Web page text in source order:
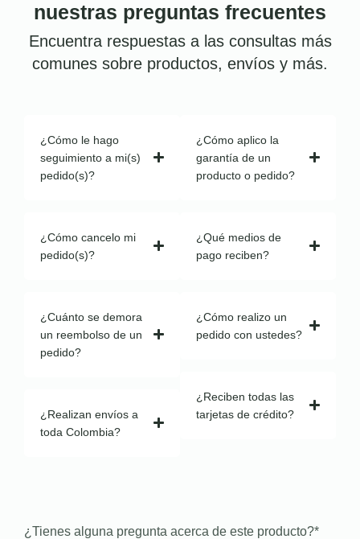
nuestras preguntas frecuentes
Encuentra respuestas a las consultas más
comunes sobre productos, envíos y más.
¿Cómo le hago
seguimiento a mi(s)
pedido(s)?
¿Cómo cancelo mi
pedido(s)?
¿Cuánto se demora
un reembolso de un
pedido?
¿Realizan envíos a
toda Colombia?
¿Cómo aplico la
garantía de un
producto o pedido?
¿Qué medios de
pago reciben?
¿Cómo realizo un
pedido con ustedes?
¿Reciben todas las
tarjetas de crédito?
¿Tienes alguna pregunta acerca de este producto?*